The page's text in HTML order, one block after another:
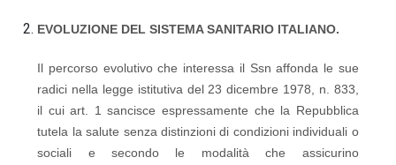
EVOLUZIONE DEL SISTEMA SANITARIO ITALIANO.
Il percorso evolutivo che interessa il Ssn affonda le sue
radici nella legge istitutiva del 23 dicembre 1978, n. 833,
il cui art. 1 sancisce espressamente che la Repubblica
tutela la salute senza distinzioni di condizioni individuali o
sociali e secondo le modalità che assicurino